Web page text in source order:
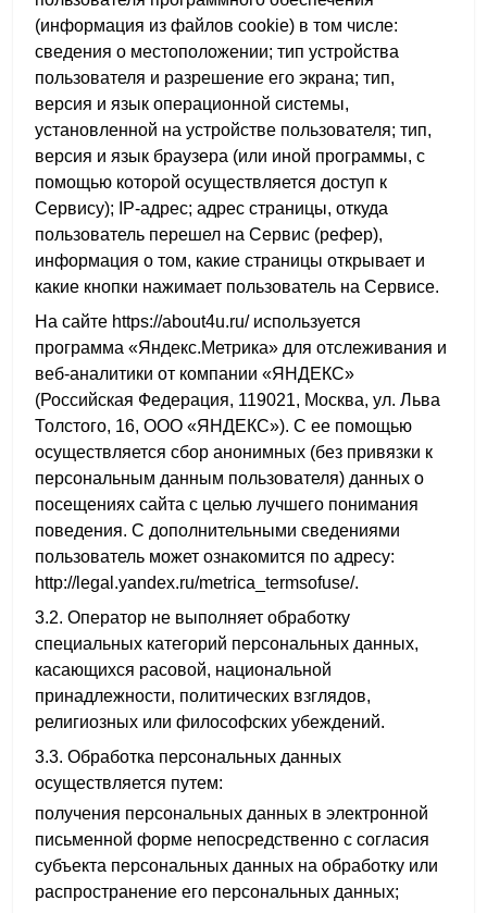
(информация из файлов cookie) в том числе:
сведения о местоположении; тип устройства
пользователя и разрешение его экрана; тип,
версия и язык операционной системы,
установленной на устройстве пользователя; тип,
версия и язык браузера (или иной программы, с
помощью которой осуществляется доступ к
Сервису); IP-адрес; адрес страницы, откуда
пользователь перешел на Сервис (рефер),
информация о том, какие страницы открывает и
какие кнопки нажимает пользователь на Сервисе.
На сайте https://about4u.ru/ используется
программа «Яндекс.Метрика» для отслеживания и
веб-аналитики от компании «ЯНДЕКС»
(Российская Федерация, 119021, Москва, ул. Льва
Толстого, 16, ООО «ЯНДЕКС»). С ее помощью
осуществляется сбор анонимных (без привязки к
персональным данным пользователя) данных о
посещениях сайта с целью лучшего понимания
поведения. С дополнительными сведениями
пользователь может ознакомится по адресу:
http://legal.yandex.ru/metrica_termsofuse/.
3.2. Оператор не выполняет обработку
специальных категорий персональных данных,
касающихся расовой, национальной
принадлежности, политических взглядов,
религиозных или философских убеждений.
3.3. Обработка персональных данных
осуществляется путем:
получения персональных данных в электронной
письменной форме непосредственно с согласия
субъекта персональных данных на обработку или
распространение его персональных данных;